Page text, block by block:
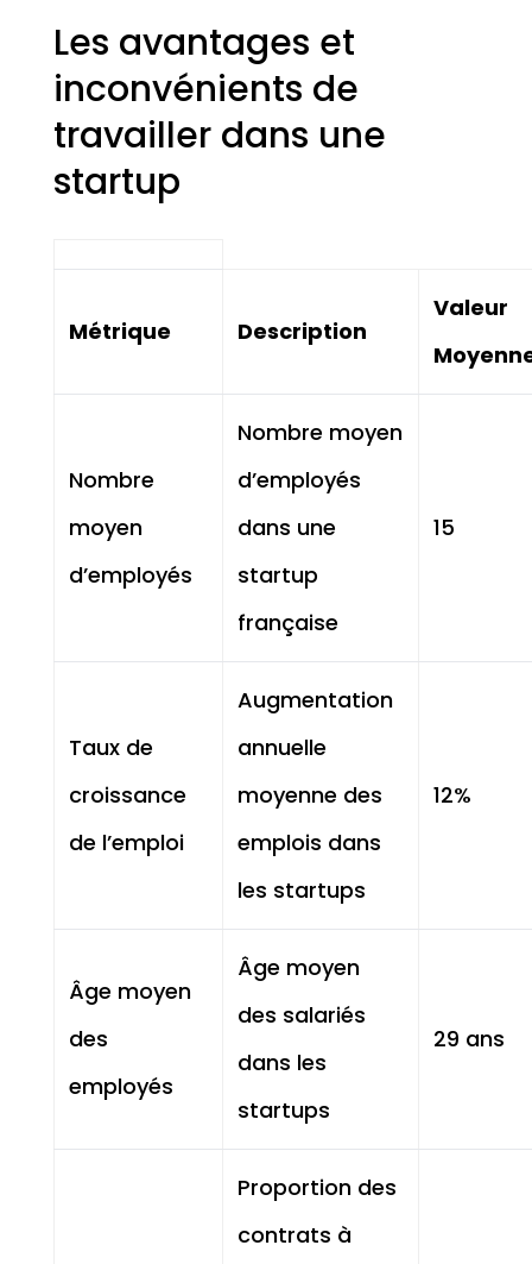
Les avantages et
inconvénients de
travailler dans une
startup
Métrique Description
Valeur
Nombre
moyen
d’employés
Nombre moyen
d’employés
dans une
startup
française
15
Taux de
croissance
de l’emploi
Augmentation
annuelle
moyenne des
emplois dans
les startups
12%
Âge moyen
des
employés
Âge moyen
des salariés
dans les
startups
29 ans
Proportion des
contrats à